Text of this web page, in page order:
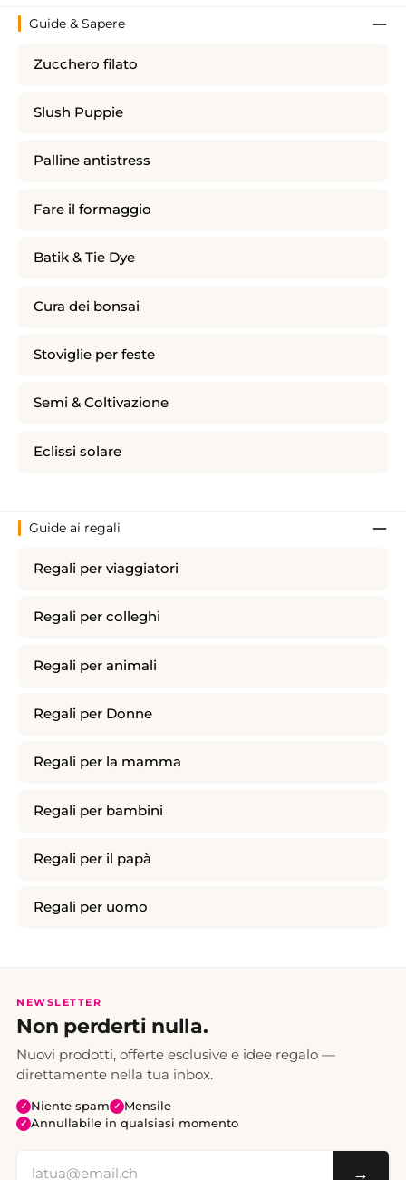
Guide & Sapere
Zucchero filato
Slush Puppie
Palline antistress
Fare il formaggio
Batik & Tie Dye
Cura dei bonsai
Stoviglie per feste
Semi & Coltivazione
Eclissi solare
Guide ai regali
Regali per viaggiatori
Regali per colleghi
Regali per animali
Regali per Donne
Regali per la mamma
Regali per bambini
Regali per il papà
Regali per uomo
NEWSLETTER
Non perderti nulla.
Nuovi prodotti, offerte esclusive e idee regalo —
direttamente nella tua inbox.
✓ Niente spam ✓ Mensile
✓ Annullabile in qualsiasi momento
→